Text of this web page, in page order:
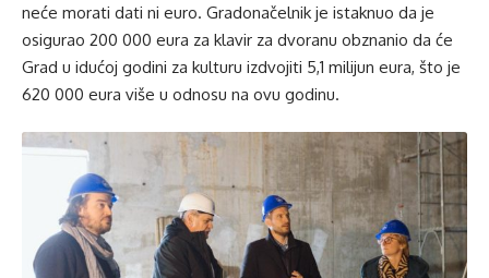
neće morati dati ni euro. Gradonačelnik je istaknuo da je
osigurao 200 000 eura za klavir za dvoranu obznanio da će
Grad u idućoj godini za kulturu izdvojiti 5,1 milijun eura, što je
620 000 eura više u odnosu na ovu godinu.